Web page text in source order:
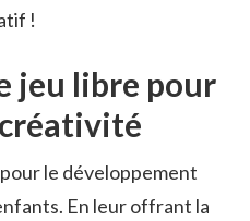
​!
jeu libre pour
le développement
En leur ⁣offrant ‍la